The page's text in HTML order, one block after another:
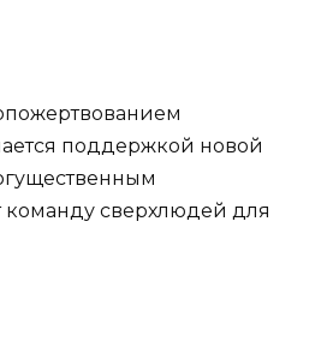
поддержкой новой
сверхлюдей для